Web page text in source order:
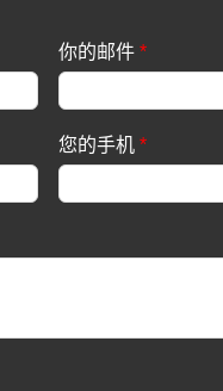
你的邮件 *
您的手机 *